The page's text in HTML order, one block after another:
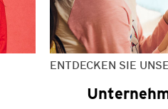
ENTDECKEN SIE